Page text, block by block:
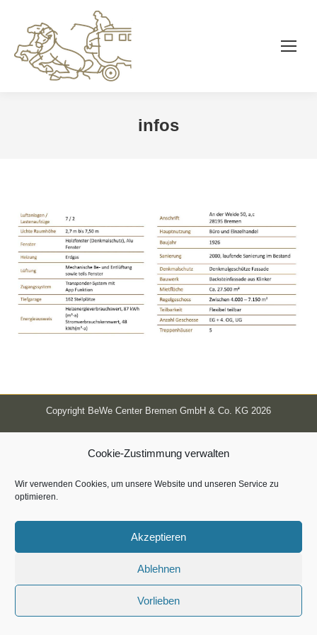
Cookie-Zustimmung verwalten
Wir verwenden Cookies, um unsere Website und unseren Service zu
optimieren.
Akzeptieren
Ablehnen
Vorlieben
infos
Copyright BeWe Center Bremen GmbH & Co. KG 2026